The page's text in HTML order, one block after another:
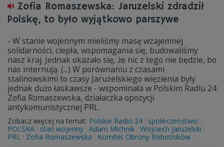
Zofia Romaszewska: Jaruzelski zdradził
Polskę, to było wyjątkowo parszywe
- W stanie wojennym mieliśmy masę wzajemnej
solidarności, ciepła, wspomagania się, budowaliśmy
nasz kraj. Jednak okazało się, że nic z tego nie będzie, bo
nas internują. (...) W porównaniu z czasami
stalinowskimi to czasy Jaruzelskiego więzienia były
jednak dużo łaskawsze - wspominała w Polskim Radiu 24
Zofia Romaszewska, działaczka opozycji
antykomunistycznej PRL.
Zobacz więcej na temat: Polskie Radio 24
społeczeństwo
POLSKA
stan wojenny Adam Michnik Wojciech Jaruzelski
PRL
Zofia Romaszewska Komitet Obrony Robotników